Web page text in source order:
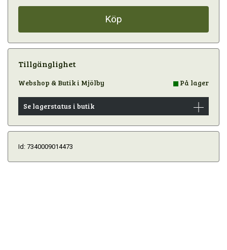
Köp
Tillgänglighet
Webshop & Butik i Mjölby På lager
Se lagerstatus i butik
Id: 7340009014473